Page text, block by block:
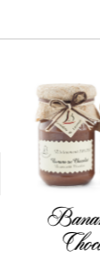
Banane au
Chocolat